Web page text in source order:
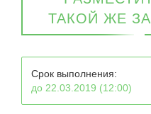
ТАКОЙ ЖЕ
Срок выполнения:
до 22.03.2019 (12:00)